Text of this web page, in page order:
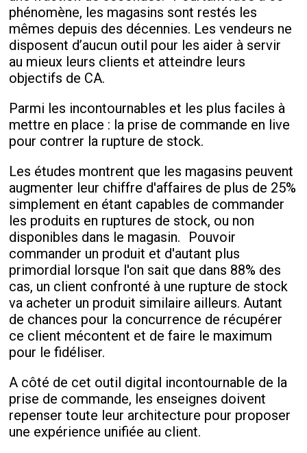
phénomène, les magasins sont restés les
mêmes depuis des décennies. Les vendeurs ne
disposent d’aucun outil pour les aider à servir
au mieux leurs clients et atteindre leurs
objectifs de CA.
Parmi les incontournables et les plus faciles à
mettre en place : la prise de commande en live
pour contrer la rupture de stock.
Les études montrent que les magasins peuvent
augmenter leur chiffre d'affaires de plus de 25%
simplement en étant capables de commander
les produits en ruptures de stock, ou non
disponibles dans le magasin. Pouvoir
commander un produit et d'autant plus
primordial lorsque l'on sait que dans 88% des
cas, un client confronté à une rupture de stock
va acheter un produit similaire ailleurs. Autant
de chances pour la concurrence de récupérer
ce client mécontent et de faire le maximum
pour le fidéliser.
A côté de cet outil digital incontournable de la
prise de commande, les enseignes doivent
repenser toute leur architecture pour proposer
une expérience unifiée au client.